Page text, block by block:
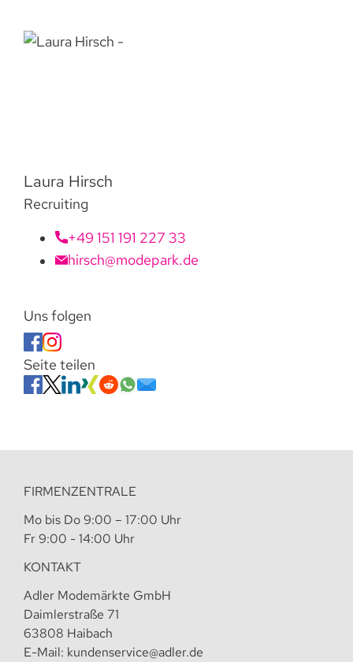
Laura Hirsch
Recruiting
+49 151 191 227 33
hirsch@modepark.de
Uns folgen
Seite teilen
FIRMENZENTRALE
Mo bis Do 9:00 – 17:00 Uhr
Fr 9:00 - 14:00 Uhr
KONTAKT
Adler Modemärkte GmbH
Daimlerstraße 71
63808 Haibach
E-Mail: kundenservice@adler.de